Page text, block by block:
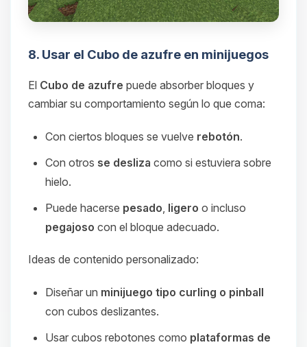
8. Usar el Cubo de azufre en minijuegos
El Cubo de azufre puede absorber bloques y
cambiar su comportamiento según lo que coma:
Con ciertos bloques se vuelve rebotón.
Con otros se desliza como si estuviera sobre
hielo.
Puede hacerse pesado ligero o incluso
pegajoso con el bloque adecuado.
Ideas de contenido personalizado:
Diseñar un minijuego tipo curling o pinball
con cubos deslizantes.
Usar cubos rebotones como plataformas de